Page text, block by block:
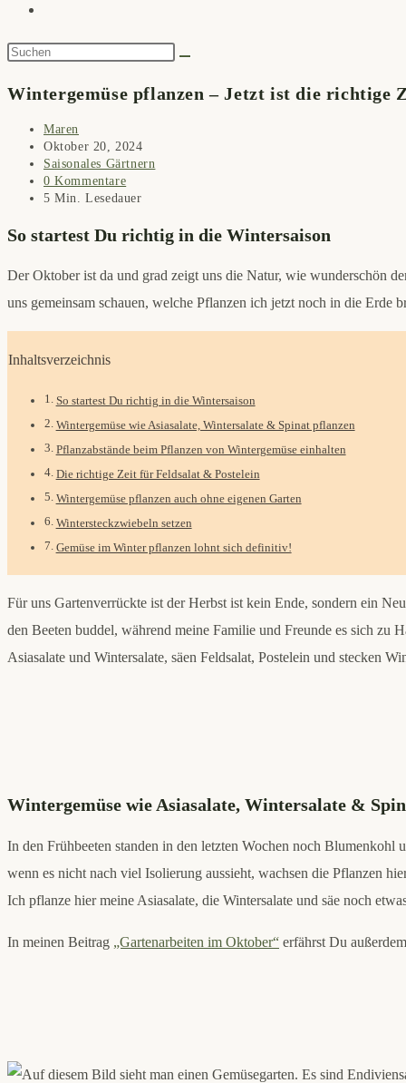
umschalten
Diese
durchsuchen
Wintergemüse pflanzen – Jetzt ist die richtige
Beitrags-
Autor:
Maren
Beitrag
veröffentlicht:
Oktober 20, 2024
Beitrags-
Kategorie:
Saisonales Gärtnern
Beitrags-
Kommentare:
0 Kommentare
Lesedauer:
5 Min. Lesedauer
So startest Du richtig in die Wintersaison
Der Oktober ist da und grad zeigt uns die Natur, wie wunderschön
uns gemeinsam schauen, welche Pflanzen ich jetzt noch in die Erde
Inhaltsverzeichnis
So startest Du richtig in die Wintersaison
Wintergemüse wie Asiasalate, Wintersalate & Spinat pflanzen
Pflanzabstände beim Pflanzen von Wintergemüse einhalten
Die richtige Zeit für Feldsalat & Postelein
Wintergemüse pflanzen auch ohne eigenen Garten
Wintersteckzwiebeln setzen
Gemüse im Winter pflanzen lohnt sich definitiv!
Für uns Gartenverrückte ist der Herbst ist kein Ende, sondern ein
den Beeten buddel, während meine Familie und Freunde es sich zu
Asiasalate und Wintersalate, säen Feldsalat, Postelein und stecken
Wintergemüse wie Asiasalate, Wintersalate &
In den Frühbeeten standen in den letzten Wochen noch
wenn es nicht nach viel Isolierung aussieht, wachsen die Pflanzen
Ich pflanze hier meine Asiasalate, die Wintersalate und säe noch
In meinen Beitrag „Gartenarbeiten im Oktober“ erfährst Du